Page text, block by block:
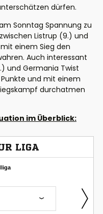
dürfen.
Sonntag Spannung zu
Listrup (9.) und
einem Sieg den
Auch interessant
und Germania Twist
und mit einem
durchatmen
im Überblick: